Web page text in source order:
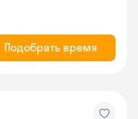
Подобрать время